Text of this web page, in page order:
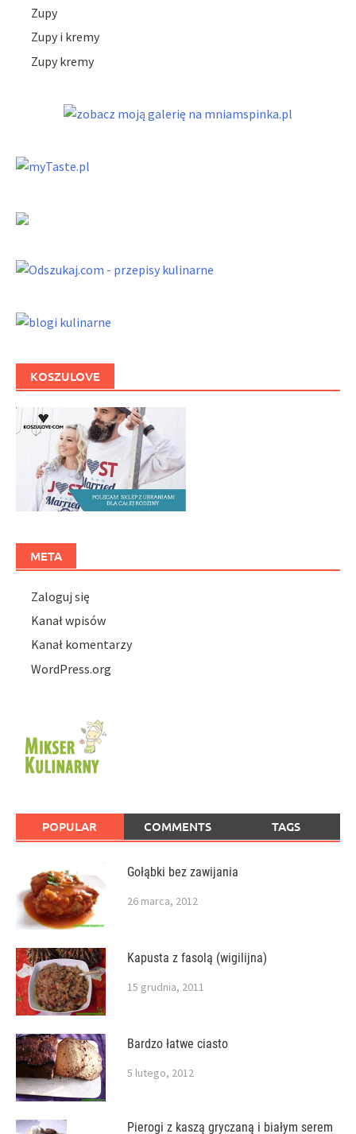
Zupy
Zupy i kremy
Zupy kremy
KOSZULOVE
META
Zaloguj się
Kanał wpisów
Kanał komentarzy
WordPress.org
POPULAR COMMENTS TAGS
Gołąbki bez zawijania
26 marca, 2012
Kapusta z fasolą (wigilijna)
15 grudnia, 2011
Bardzo łatwe ciasto
5 lutego, 2012
Pierogi z kaszą gryczaną i białym serem